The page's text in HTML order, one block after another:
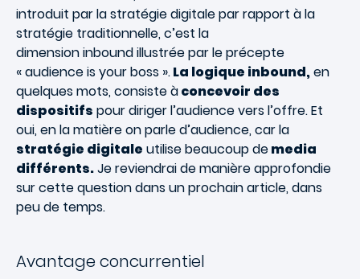
introduit par la stratégie digitale par rapport à la
stratégie traditionnelle, c’est la
dimension inbound illustrée par le précepte
« audience is your boss ».La logique inbound,en
quelques mots, consiste àconcevoir des
dispositifs pour diriger l’audience vers l’offre. Et
oui, en la matière on parle d’audience, car la
stratégie digitale utilise beaucoup demedia
différents.Je reviendrai de manière approfondie
sur cette question dans un prochain article, dans
peu de temps.
Avantage concurrentiel